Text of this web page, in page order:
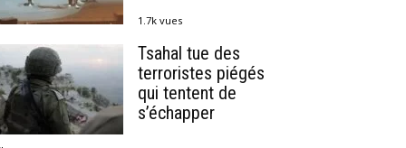
1.7k vues
Tsahal tue des
terroristes piégés
qui tentent de
s’échapper